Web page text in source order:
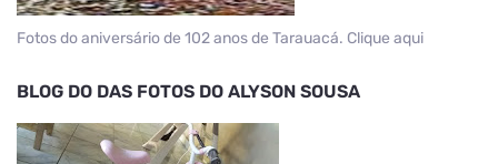
Fotos do aniversário de 102 anos de Tarauacá. Clique aqui
BLOG DO DAS FOTOS DO ALYSON SOUSA